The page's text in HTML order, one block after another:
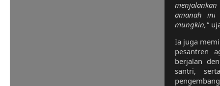
menjalankan
amanah ini
mungkin,"
Ia juga
pesantren
berjalan
santri,